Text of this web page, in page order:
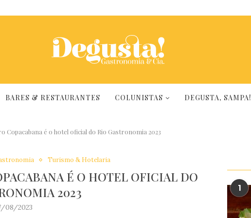
BARES & RESTAURANTES COLUNISTAS DEGUSTA, SAMPA!
Copacabana é o hotel oficial do Rio Gastronomia 2023
Turismo & Hotelaria
É O HOTEL OFICIAL DO
2023
08/2023
1